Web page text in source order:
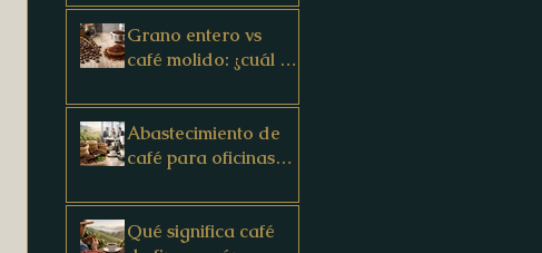
Grano entero vs
café molido: ¿cuál te
Abastecimiento de
café para oficinas
Qué significa café